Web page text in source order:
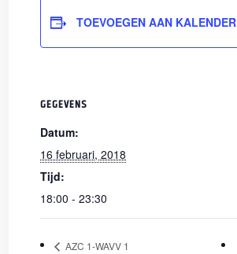
TOEVOEGEN AAN KALENDER
GEGEVENS
Datum:
16 februari, 2018
Tijd:
18:00 - 23:30
AZC 1-WAVV 1